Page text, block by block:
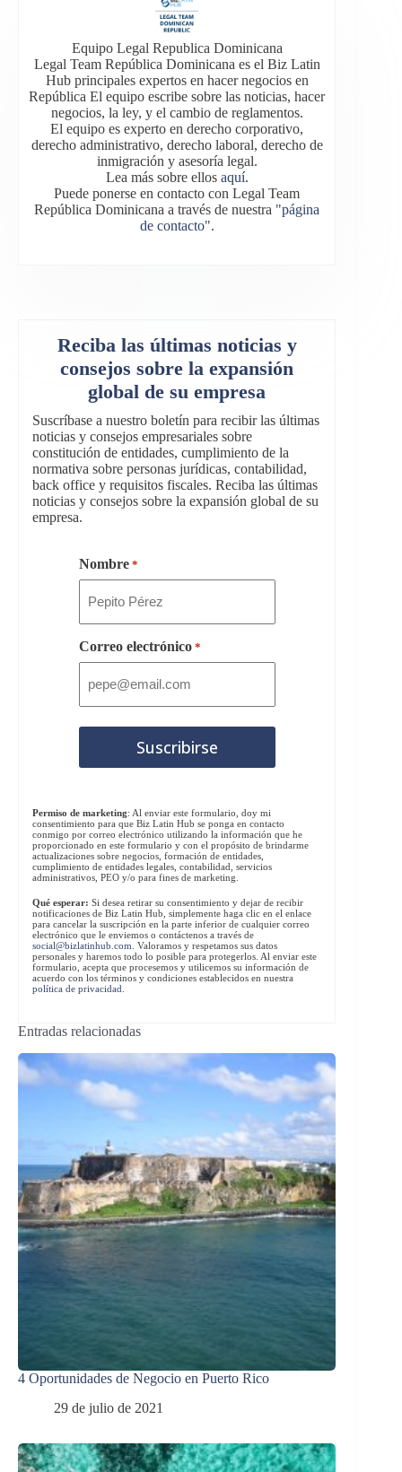
Equipo Legal Republica Dominicana
Legal Team República Dominicana es el Biz Latin
Hub principales expertos en hacer negocios en
República El equipo escribe sobre las noticias, hacer
negocios, la ley, y el cambio de reglamentos.
El equipo es experto en derecho corporativo,
derecho administrativo, derecho laboral, derecho de
inmigración y asesoría legal.
Lea más sobre ellos aquí.
Puede ponerse en contacto con Legal Team
República Dominicana a través de nuestra "página
de contacto".
Reciba las últimas noticias y
consejos sobre la expansión
global de su empresa
Suscríbase a nuestro boletín para recibir las últimas
noticias y consejos empresariales sobre
constitución de entidades, cumplimiento de la
normativa sobre personas jurídicas, contabilidad,
back office y requisitos fiscales. Reciba las últimas
noticias y consejos sobre la expansión global de su
empresa.
Nombre *
Correo electrónico *
Permiso de marketing: Al enviar este formulario, doy mi
consentimiento para que Biz Latin Hub se ponga en contacto
conmigo por correo electrónico utilizando la información que he
proporcionado en este formulario y con el propósito de brindarme
actualizaciones sobre negocios, formación de entidades,
cumplimiento de entidades legales, contabilidad, servicios
administrativos, PEO y/o para fines de marketing.
Qué esperar: Si desea retirar su consentimiento y dejar de recibir
notificaciones de Biz Latin Hub, simplemente haga clic en el enlace
para cancelar la suscripción en la parte inferior de cualquier correo
electrónico que le enviemos o contáctenos a través de
social@bizlatinhub.com. Valoramos y respetamos sus datos
personales y haremos todo lo posible para protegerlos. Al enviar este
formulario, acepta que procesemos y utilicemos su información de
acuerdo con los términos y condiciones establecidos en nuestra
política de privacidad.
Entradas relacionadas
4 Oportunidades de Negocio en Puerto Rico
29 de julio de 2021